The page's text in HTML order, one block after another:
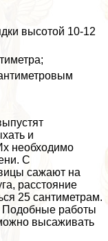
высотой 10-12
и
необходимо
С
сажают на
расстояние
25 сантиметрам.
Подобные работы
высаживать